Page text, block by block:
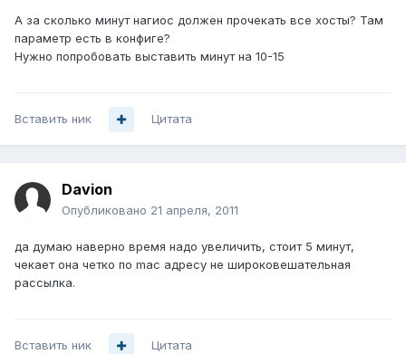
А за сколько минут нагиос должен прочекать все хосты? Там
параметр есть в конфиге?
Нужно попробовать выставить минут на 10-15
Вставить ник Цитата
Davion
Опубликовано 21 апреля, 2011
да думаю наверно время надо увеличить, стоит 5 минут,
чекает она четко по mac адресу не широковешательная
рассылка.
Вставить ник Цитата